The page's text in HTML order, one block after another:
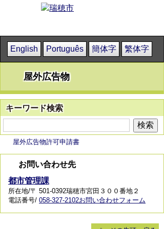
English Português 簡体字 繁体字
屋外広告物
キーワード検索
屋外広告物許可申請書
お問い合わせ先
都市管理課
所在地/〒 501-0392瑞穂市宮田３００番地２
電話番号/ 058-327-2102お問い合わせフォーム